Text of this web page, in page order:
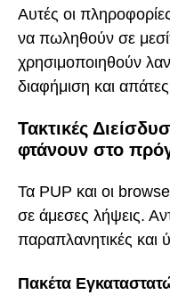
Αυτές οι
να πωληθούν σε
χρησιμοποιηθούν
διαφήμιση και
Τακτικές
φτάνουν στο
Τα PUP και οι
σε άμεσες λήψεις.
παραπλανητικές και
Πακέτα